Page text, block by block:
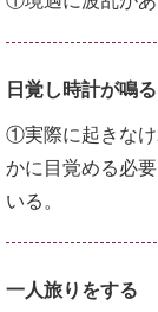
日覚し時計が鳴る
①実際に起きな
かに目覚める必
いる。
一人旅りをする